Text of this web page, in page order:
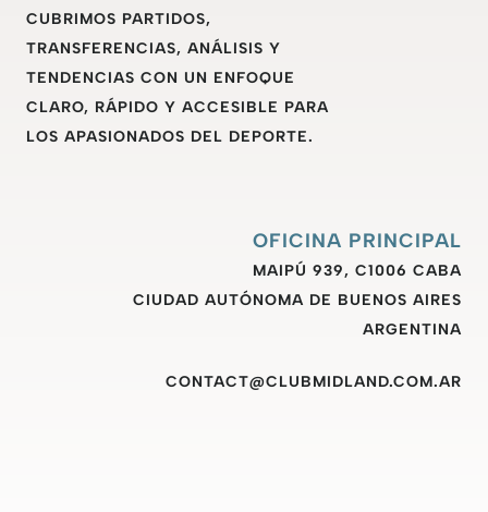
CUBRIMOS PARTIDOS,
TRANSFERENCIAS, ANÁLISIS Y
TENDENCIAS CON UN ENFOQUE
CLARO, RÁPIDO Y ACCESIBLE PARA
LOS APASIONADOS DEL DEPORTE.
OFICINA PRINCIPAL
MAIPÚ 939, C1006 CABA
CIUDAD AUTÓNOMA DE BUENOS AIRES
ARGENTINA
CONTACT@CLUBMIDLAND.COM.AR